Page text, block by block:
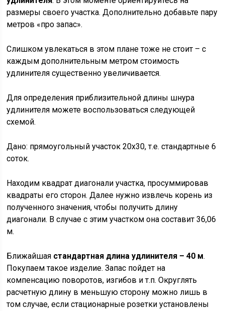
размеры своего участка. Дополнительно добавьте пару
метров «про запас».
Слишком увлекаться в этом плане тоже не стоит – с
каждым дополнительным метром стоимость
удлинителя существенно увеличивается.
Для определения приблизительной длины шнура
удлинителя можете воспользоваться следующей
схемой.
Дано: прямоугольный участок 20х30, т.е. стандартные 6
соток.
Находим квадрат диагонали участка, просуммировав
квадраты его сторон. Далее нужно извлечь корень из
полученного значения, чтобы получить длину
диагонали. В случае с этим участком она составит 36,06
м.
Ближайшая стандартная длина удлинителя – 40 м.
Покупаем такое изделие. Запас пойдет на
компенсацию поворотов, изгибов и т.п. Округлять
расчетную длину в меньшую сторону можно лишь в
том случае, если стационарные розетки установлены